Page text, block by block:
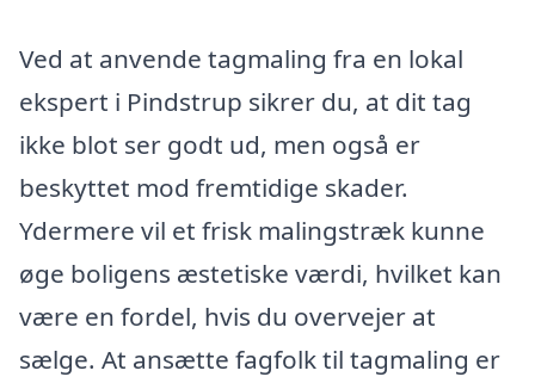
Ved at anvende tagmaling fra en lokal
ekspert i Pindstrup sikrer du, at dit tag
ikke blot ser godt ud, men også er
beskyttet mod fremtidige skader.
Ydermere vil et frisk malingstræk kunne
øge boligens æstetiske værdi, hvilket kan
være en fordel, hvis du overvejer at
sælge. At ansætte fagfolk til tagmaling er